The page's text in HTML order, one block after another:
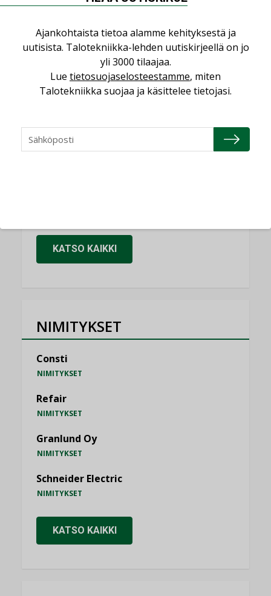
Sähköistäminen säästää euroja
KOLUMNI
Yli miljoona kotia on vailla toimivaa
ilmanvaihtoa
Miten varmistetaan EPD-dokumenteista
saatavien tietojen vertailukelpoisuus?
KATSO KAIKKI
NIMITYKSET
Consti
NIMITYKSET
Refair
NIMITYKSET
Granlund Oy
NIMITYKSET
Schneider Electric
NIMITYKSET
KATSO KAIKKI
Ajankohtaista tietoa alamme kehityksestä ja
uutisista. Talotekniikka-lehden uutiskirjeellä on jo
yli 3000 tilaajaa.
Lue tietosuojaselosteestamme, miten
Talotekniikka suojaa ja käsittelee tietojasi.